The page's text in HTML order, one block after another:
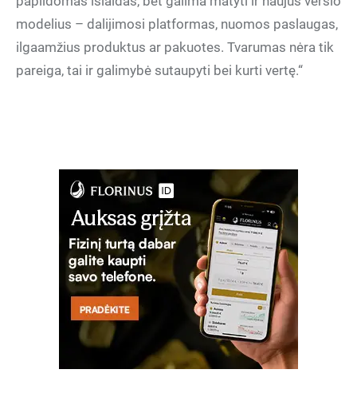
modelius – dalijimosi platformas, nuomos paslaugas,
ilgaamžius produktus ar pakuotes. Tvarumas nėra tik
pareiga, tai ir galimybė sutaupyti bei kurti vertę.“